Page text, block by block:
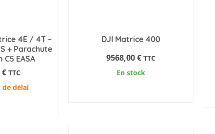
4E / 4T –
+ Parachute
EASA
€ TTC
de délai
DJI Matrice 400
9568,00€ TTC
En stock